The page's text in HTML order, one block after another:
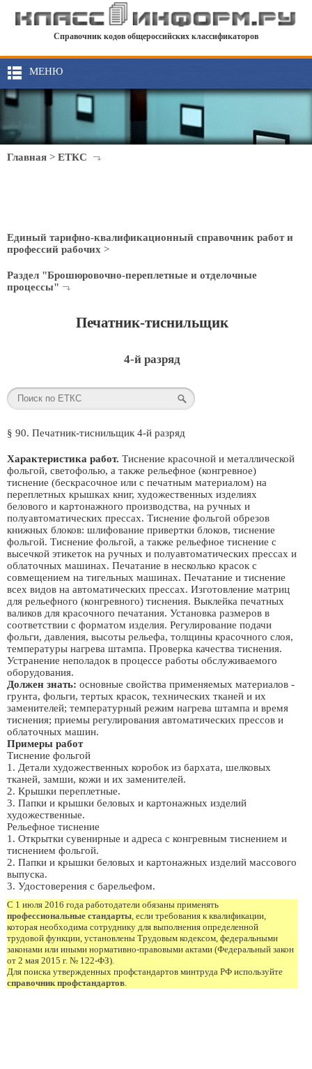
Справочник кодов общероссийских классификаторов
МЕНЮ
Главная > ЕТКС
Единый тарифно-квалификационный справочник работ и
профессий рабочих >
Раздел "Брошюровочно-переплетные и отделочные
процессы"
Печатник-тиснильщик
4-й разряд
§ 90. Печатник-тиснильщик 4-й разряд
Характеристика работ. Тиснение красочной и металлической
фольгой, светофолью, а также рельефное (конгревное)
тиснение (бескрасочное или с печатным материалом) на
переплетных крышках книг, художественных изделиях
белового и картонажного производства, на ручных и
полуавтоматических прессах. Тиснение фольгой обрезов
книжных блоков: шлифование привертки блоков, тиснение
фольгой. Тиснение фольгой, а также рельефное тиснение с
высечкой этикеток на ручных и полуавтоматических прессах и
облаточных машинах. Печатание в несколько красок с
совмещением на тигельных машинах. Печатание и тиснение
всех видов на автоматических прессах. Изготовление матриц
для рельефного (конгревного) тиснения. Выклейка печатных
валиков для красочного печатания. Установка размеров в
соответствии с форматом изделия. Регулирование подачи
фольги, давления, высоты рельефа, толщины красочного слоя,
температуры нагрева штампа. Проверка качества тиснения.
Устранение неполадок в процессе работы обслуживаемого
оборудования.
Должен знать: основные свойства применяемых материалов -
грунта, фольги, тертых красок, технических тканей и их
заменителей; температурный режим нагрева штампа и время
тиснения; приемы регулирования автоматических прессов и
облаточных машин.
Примеры работ
Тиснение фольгой
1. Детали художественных коробок из бархата, шелковых
тканей, замши, кожи и их заменителей.
2. Крышки переплетные.
3. Папки и крышки беловых и картонажных изделий
художественные.
Рельефное тиснение
1. Открытки сувенирные и адреса с конгревным тиснением и
тиснением фольгой.
2. Папки и крышки беловых и картонажных изделий массового
выпуска.
3. Удостоверения с барельефом.
С 1 июля 2016 года работодатели обязаны применять
профессиональные стандарты, если требования к квалификации,
которая необходима сотруднику для выполнения определенной
трудовой функции, установлены Трудовым кодексом, федеральными
законами или иными нормативно-правовыми актами (Федеральный закон
от 2 мая 2015 г. № 122-ФЗ).
Для поиска утвержденных профстандартов минтруда РФ используйте
справочник профстандартов.